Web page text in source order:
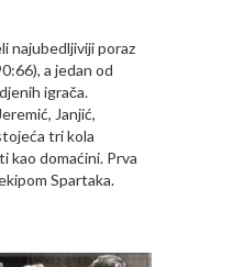
najubedljiviji poraz
a jedan od
igrača.
Janjić,
tri kola
kao domaćini. Prva
Spartaka.